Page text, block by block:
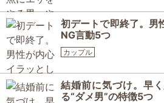
初デートで即終了。男
NG言動5つ
カップル
結婚前に気づけ。早
る“ダメ男”の特徴5つ